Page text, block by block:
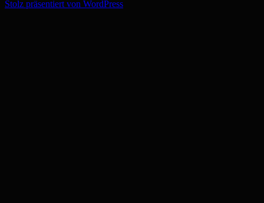
Stolz präsentiert von WordPress